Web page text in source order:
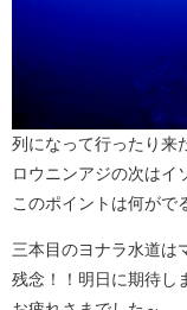
列になって行ったり来
ロウニンアジの次はイ
このポイントは何がで
三本目のヨナラ水道は
残念！！明日に期待し